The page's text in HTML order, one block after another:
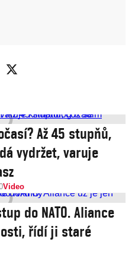
Až 45 stupňů,
vydržet, varuje
Video
do NATO. Aliance
řídí ji staré